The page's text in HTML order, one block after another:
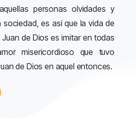
personas olvidades y
es así que la vida de
de Dios es imitar en todas
misericordioso que tuvo
de Dios en aquel entonces.